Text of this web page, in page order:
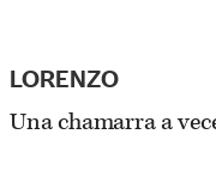
LORENZO
Una chamarra a